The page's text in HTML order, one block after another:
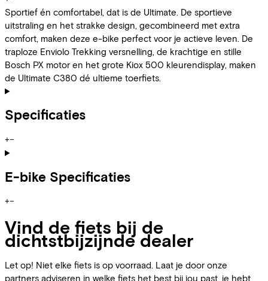
Sportief én comfortabel, dat is de Ultimate. De sportieve
uitstraling en het strakke design, gecombineerd met extra
comfort, maken deze e-bike perfect voor je actieve leven. De
traploze Enviolo Trekking versnelling, de krachtige en stille
Bosch PX motor en het grote Kiox 500 kleurendisplay, maken
de Ultimate C380 dé ultieme toerfiets.
Specificaties
+−
E-bike Specificaties
+−
Vind de fiets bij de
dichtstbijzijnde dealer
Let op! Niet elke fiets is op voorraad. Laat je door onze
partners adviseren in welke fiets het best bij jou past, je hebt